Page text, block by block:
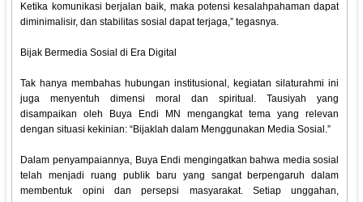
Ketika komunikasi berjalan baik, maka potensi kesalahpahaman dapat
diminimalisir, dan stabilitas sosial dapat terjaga,” tegasnya.
Bijak Bermedia Sosial di Era Digital
Tak hanya membahas hubungan institusional, kegiatan silaturahmi ini
juga menyentuh dimensi moral dan spiritual. Tausiyah yang
disampaikan oleh Buya Endi MN mengangkat tema yang relevan
dengan situasi kekinian: “Bijaklah dalam Menggunakan Media Sosial.”
Dalam penyampaiannya, Buya Endi mengingatkan bahwa media sosial
telah menjadi ruang publik baru yang sangat berpengaruh dalam
membentuk opini dan persepsi masyarakat. Setiap unggahan,